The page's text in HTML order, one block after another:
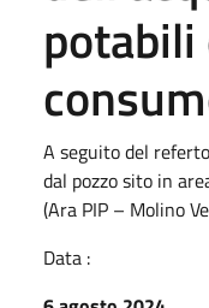
potabili
A seguito del
dal pozzo sito in
(Ara PIP – Molino
Data :